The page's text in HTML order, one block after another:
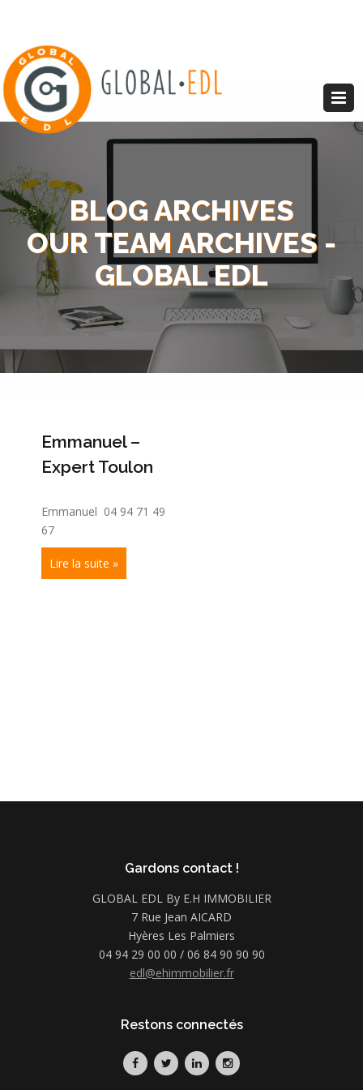
BLOG ARCHIVES
OUR TEAM ARCHIVES -
GLOBAL EDL
Emmanuel –
Expert Toulon
Emmanuel 04 94 71 49
67
Lire la suite »
Gardons contact !
GLOBAL EDL By E.H IMMOBILIER
7 Rue Jean AICARD
Hyères Les Palmiers
04 94 29 00 00 / 06 84 90 90 90
edl@ehimmobilier.fr
Restons connectés